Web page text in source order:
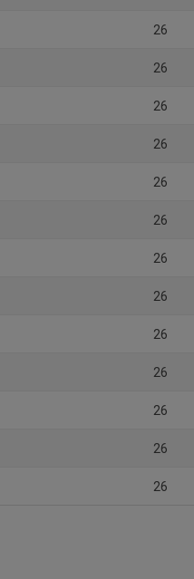
26
26
26
26
26
26
26
26
26
26
26
26
26